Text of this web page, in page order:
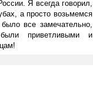
Я всегда говорил,
а просто возьмемся
все замечательно,
приветливыми и